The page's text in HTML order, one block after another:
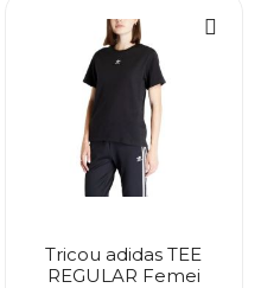
Tricou adidas TEE
REGULAR Femei